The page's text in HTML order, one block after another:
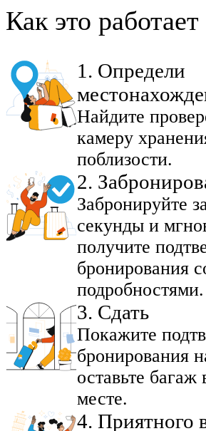
Как это работает
1 . Определи
Найдите
камеру
поблизости.
2.
Забронируйте
секунды и
получите
бронирования
подробностями.
3. Сдать
Покажите
бронирования
оставьте багаж
месте.
4. Приятного